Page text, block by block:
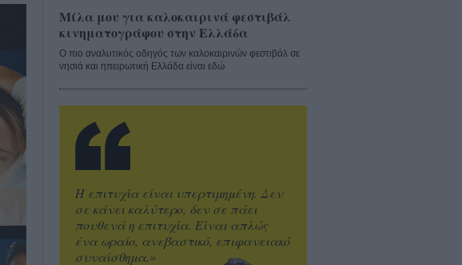
Μίλα μου για καλοκαιρινά φεστιβάλ
κινηματογράφου στην Ελλάδα
Ο πιο αναλυτικός οδηγός των καλοκαιρινών φεστιβάλ σε
νησιά και ηπειρωτική Ελλάδα είναι εδώ
Η επιτυχία είναι υπερτιμημένη. Δεν
σε κάνει καλύτερο, δεν σε πάει
πουθενά η επιτυχία. Είναι απλώς
ένα ωραίο, ανεβαστικό, επιφανειακό
συναίσθημα.»